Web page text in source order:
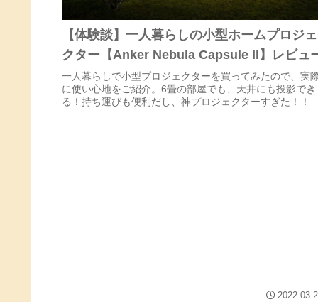
【体験談】一人暮らしの小型ホームプロジェ
クター【Anker Nebula Capsule II】レビュ
一人暮らしで小型プロジェクターを買ってみたので、実
に使い心地をご紹介。6畳の部屋でも、天井にも投影でき
る！持ち運びも便利だし、神プロジェクターすぎた！！